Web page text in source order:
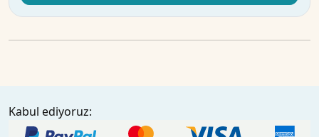
Kabul ediyoruz: